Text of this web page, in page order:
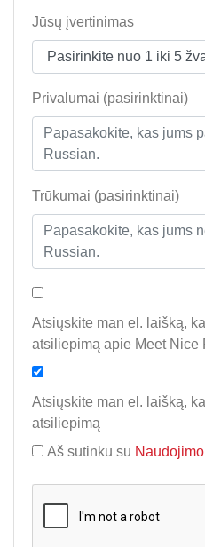
Jūsų įvertinimas
Privalumai (pasirinktinai)
Trūkumai (pasirinktinai)
Atsiųskite man el. laišką,
atsiliepimą apie Meet Nice
Atsiųskite man el. laišką,
atsiliepimą
Aš sutinku su